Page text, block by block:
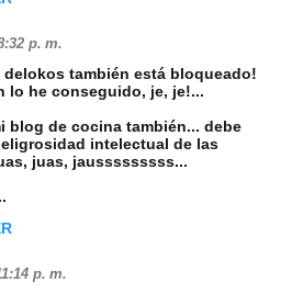
p. m.
delokos también está bloqueado!
lo he conseguido, je, je!...
blog de cocina también... debe
intelectual de las
juas, jausssssssss...
p. m.